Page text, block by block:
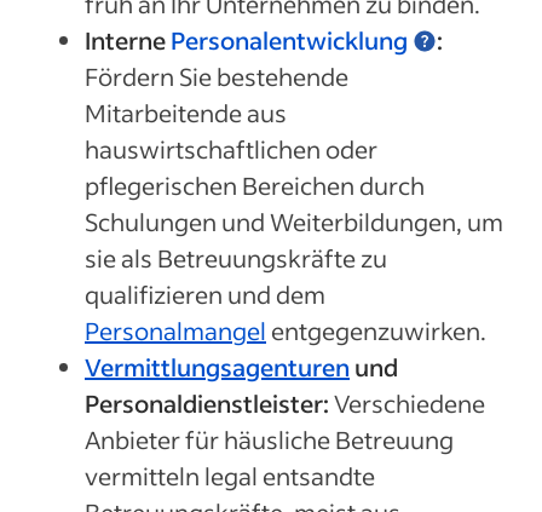
InternePersonalentwicklung
:
Fördern Sie bestehende
Mitarbeitende aus
hauswirtschaftlichen oder
pflegerischen Bereichen durch
Schulungen und Weiterbildungen, um
sie als Betreuungskräfte zu
qualifizieren und dem
Personalmangel entgegenzuwirken.
Vermittlungsagenturen und
Personaldienstleister:Verschiedene
Anbieter für häusliche Betreuung
vermitteln legal ent­sandte